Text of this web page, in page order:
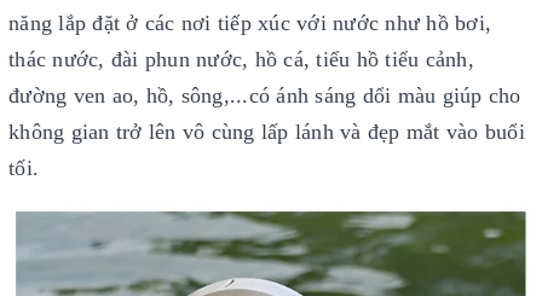
năng lắp đặt ở các nơi tiếp xúc với nước như hồ bơi,
thác nước, đài phun nước, hồ cá, tiểu hồ tiểu cảnh,
đường ven ao, hồ, sông,...có ánh sáng dổi màu giúp cho
không gian trở lên vô cùng lấp lánh và đẹp mắt vào buổi
tối.